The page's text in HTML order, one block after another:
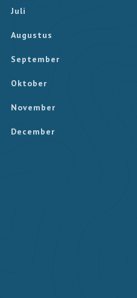
Juli
Augustus
September
Oktober
November
December